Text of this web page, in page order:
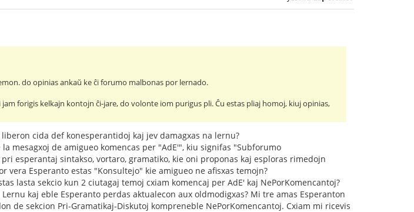
do opinias ankaŭ ke ĉi forumo malbonas por lernado.
forigis kelkajn kontojn ĉi-jare, do volonte iom purigus pli. Ĉu estas pliaj homoj, kiuj opinias,
cida def konesperantidoj kaj jev damagxas na lernu?
mesagxoj de amigueo komencas per "AdE'", kiu signifas "Subforumo
esperantaj sintakso, vortaro, gramatiko, kie oni proponas kaj esploras rimedojn
Esperanto estas "Konsultejo" kie amigueo ne afisxas temojn?
lasta sekcio kun 2 ciutagaj temoj cxiam komencaj per AdE' kaj NePorKomencantoj?
kaj eble Esperanto perdas aktualecon aux oldmodigxas? Mi tre amas Esperanton
de sekcion Pri-Gramatikaj-Diskutoj kompreneble NePorKomencantoj. Cxiam mi ricevis